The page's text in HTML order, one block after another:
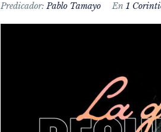
Predicador:Pablo Tamayo En 1